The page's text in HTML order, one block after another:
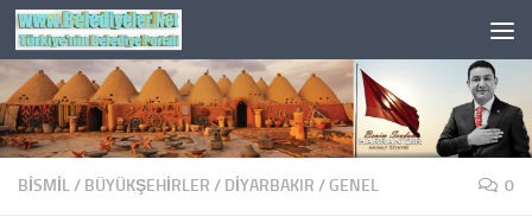
Skip to content
BISMIL/ BÜYÜKŞEHİRLER / DIYARBAKIR / GENEL 0